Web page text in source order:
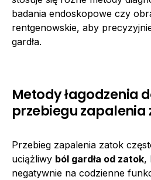
badania endoskopowe czy
rentgenowskie, aby
gardła.
Metody łagodzenia
przebiegu zapalenia
Przebieg zapalenia zatok
uciążliwy ból gardła od zatok,
negatywnie na codzienne